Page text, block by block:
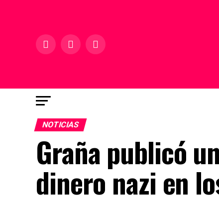
NOTICIAS
Graña publicó
dinero nazi en